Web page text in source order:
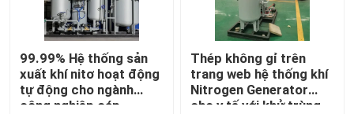
Máy tạo oxy mô-đun
99.99% Hệ thống sản
xuất khí nitơ hoạt động
tự động cho ngành
công nghiệp cáp
Thép không gỉ trên
trang web hệ thống khí
Nitrogen Generator
cho y tế với khử trùng